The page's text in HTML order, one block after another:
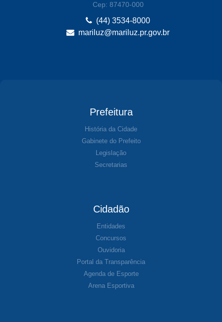
Cep: 87470-000
(44) 3534-8000
mariluz@mariluz.pr.gov.br
Prefeitura
História da Cidade
Gabinete do Prefeito
Legislação
Secretarias
Cidadão
Entidades
Concursos
Ouvidoria
Portal da Transparência
Agenda de Esporte
Arena Esportiva